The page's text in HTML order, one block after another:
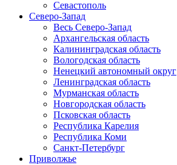
Севастополь
Северо-Запад
Весь Северо-Запад
Архангельская область
Калининградская область
Вологодская область
Ненецкий автономный округ
Ленинградская область
Мурманская область
Новгородская область
Псковская область
Республика Карелия
Республика Коми
Санкт-Петербург
Приволжье